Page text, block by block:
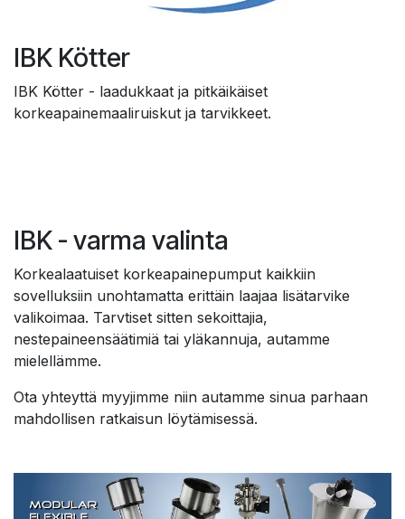
IBK Kötter
IBK Kötter - laadukkaat ja pitkäikäiset
korkeapainemaaliruiskut ja tarvikkeet.
IBK - varma valinta
Korkealaatuiset korkeapainepumput kaikkiin
sovelluksiin unohtamatta erittäin laajaa lisätarvike
valikoimaa. Tarvtiset sitten sekoittajia,
nestepaineensäätimiä tai yläkannuja, autamme
mielellämme.
Ota yhteyttä myyjimme niin autamme sinua parhaan
mahdollisen ratkaisun löytämisessä.